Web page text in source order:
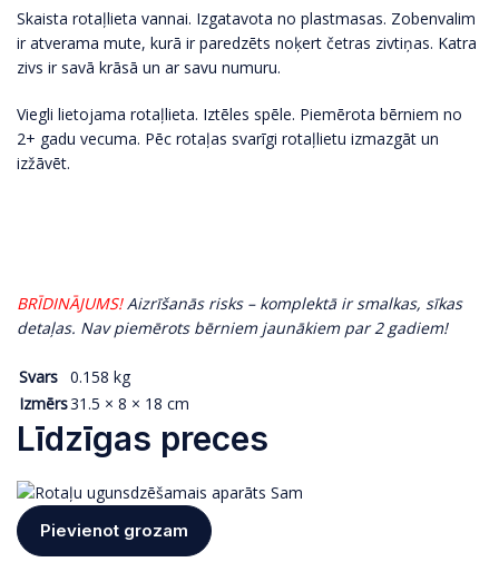
Skaista rotaļlieta vannai. Izgatavota no plastmasas. Zobenvalim
ir atverama mute, kurā ir paredzēts noķert četras zivtiņas. Katra
zivs ir savā krāsā un ar savu numuru.
Viegli lietojama rotaļlieta. Iztēles spēle. Piemērota bērniem no
2+ gadu vecuma. Pēc rotaļas svarīgi rotaļlietu izmazgāt un
izžāvēt.
BRĪDINĀJUMS!Aizrīšanās risks – komplektā ir smalkas, sīkas
detaļas. Nav piemērots bērniem jaunākiem par 2 gadiem!
Svars 0.158 kg
Izmērs31.5 × 8 × 18 cm
Līdzīgas preces
Pievienot grozam